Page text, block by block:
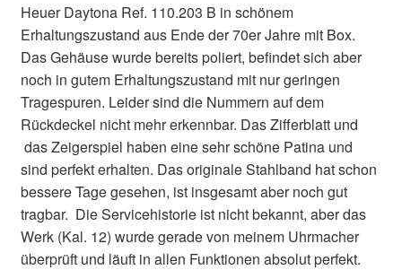
Heuer Daytona Ref. 110.203 B in schönem
Erhaltungszustand aus Ende der 70er Jahre mit Box.
Das Gehäuse wurde bereits poliert, befindet sich aber
noch in gutem Erhaltungszustand mit nur geringen
Tragespuren. Leider sind die Nummern auf dem
Rückdeckel nicht mehr erkennbar. Das Zifferblatt und
das Zeigerspiel haben eine sehr schöne Patina und
sind perfekt erhalten. Das originale Stahlband hat schon
bessere Tage gesehen, ist insgesamt aber noch gut
tragbar. Die Servicehistorie ist nicht bekannt, aber das
Werk (Kal. 12) wurde gerade von meinem Uhrmacher
überprüft und läuft in allen Funktionen absolut perfekt.